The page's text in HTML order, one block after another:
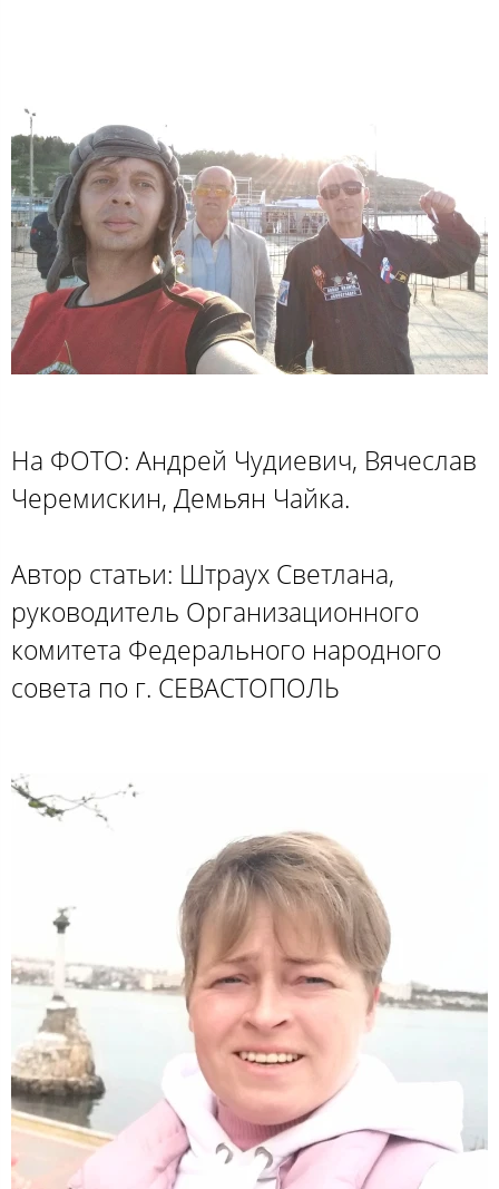
На ФОТО: Андрей Чудиевич, Вячеслав
Черемискин, Демьян Чайка.
Автор статьи: Штраух Светлана,
руководитель Организационного
комитета Федерального народного
совета по г. СЕВАСТОПОЛЬ